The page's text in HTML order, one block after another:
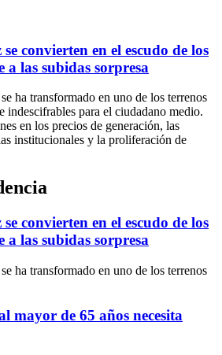
convierten en el escudo de los
a las subidas sorpresa
ha transformado en uno de los terrenos
indescifrables para el ciudadano medio.
en los precios de generación, las
institucionales y la proliferación de
convierten en el escudo de los
a las subidas sorpresa
ha transformado en uno de los terrenos
mayor de 65 años necesita